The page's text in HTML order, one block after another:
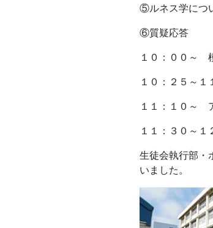
⑤ルネス学につ
⑥質疑応答
１０：００～
１０：２５～
１１：１０～
１１：３０～
生徒会執行部・
いました。